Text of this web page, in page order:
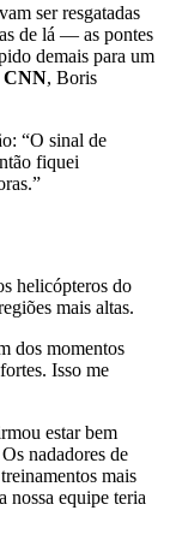
ser resgatadas
de lá — as pontes
demais para um
CNN, Boris
“O sinal de
fiquei
helicópteros do
mais altas.
dos momentos
Isso me
estar bem
nadadores de
mais
nossa equipe teria